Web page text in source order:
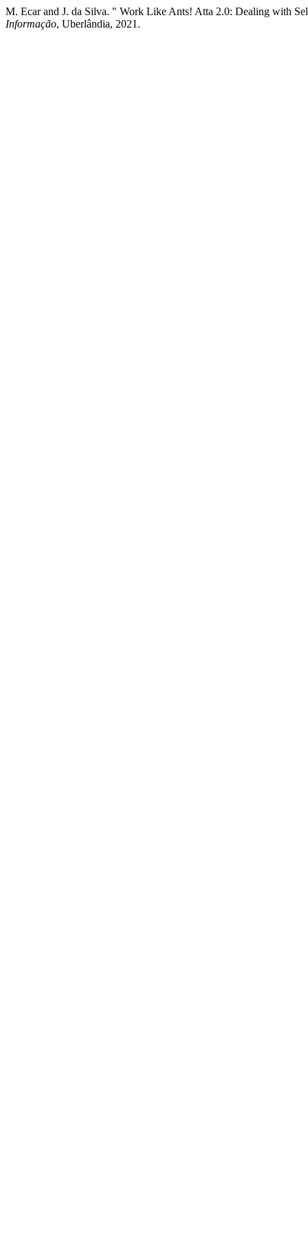
M. Ecar and J. da Silva. " Work Like Ants! Atta 2.0: Dealing with
Informação, Uberlândia, 2021.